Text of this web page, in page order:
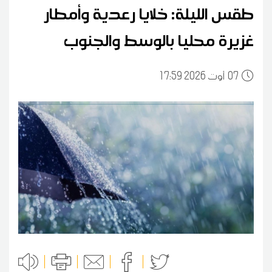
طقس الليلة: خلايا رعدية وأمطار
غزيرة محليا بالوسط والجنوب
0717:59 2026 أوت